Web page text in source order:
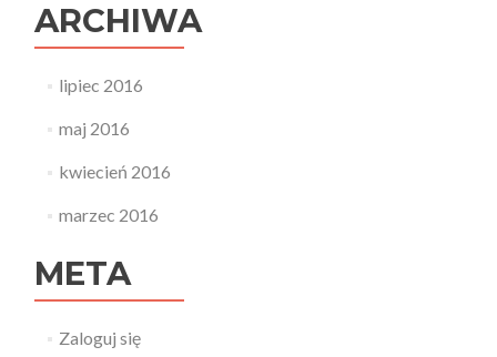
ARCHIWA
lipiec 2016
maj 2016
kwiecień 2016
marzec 2016
META
Zaloguj się